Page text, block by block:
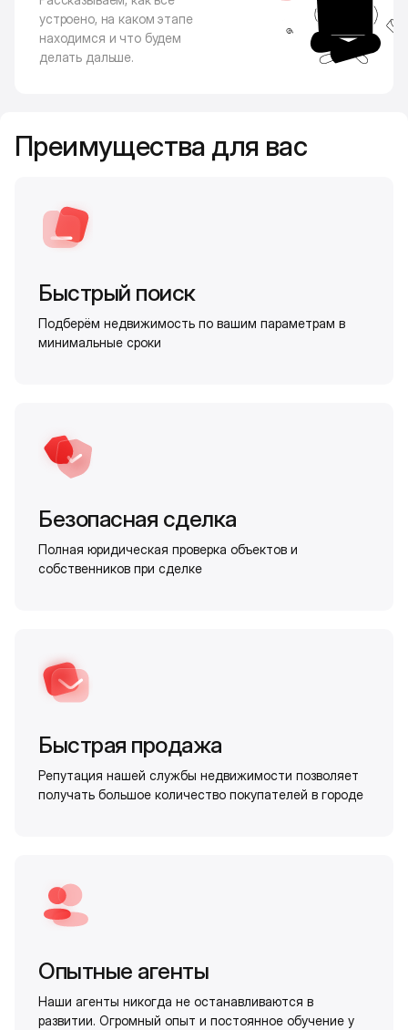
устроено, на каком этапе
находимся и что будем
делать дальше.
Преимущества для вас
Быстрый поиск
Подберём недвижимость по вашим параметрам в
минимальные сроки
Безопасная сделка
Полная юридическая проверка объектов и
собственников при сделке
Быстрая продажа
Репутация нашей службы недвижимости позволяет
получать большое количество покупателей в городе
Опытные агенты
Наши агенты никогда не останавливаются в
развитии. Огромный опыт и постоянное обучение у